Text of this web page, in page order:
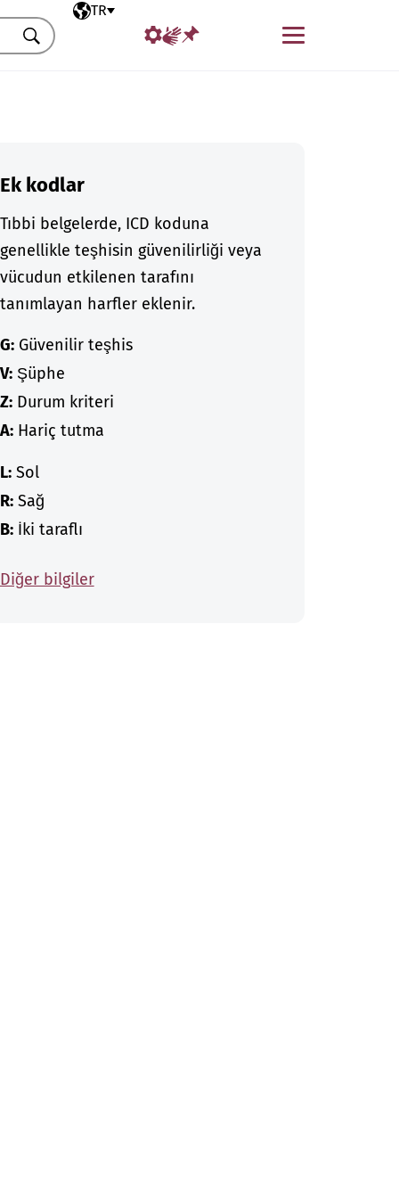
Seçili dil
TR
Menü
Ara
Ek kodlar
Tıbbi belgelerde, ICD koduna
genellikle teşhisin güvenilirliği veya
vücudun etkilenen tarafını
tanımlayan harfler eklenir.
G:Güvenilir teşhis
V:Şüphe
Z:Durum kriteri
A:Hariç tutma
L:Sol
R:Sağ
B:İki taraflı
Diğer bilgiler